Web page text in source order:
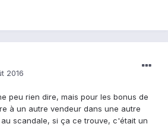
2016
peu rien dire, mais pour les bonus de
à un autre vendeur dans une autre
scandale, si ça ce trouve, c'était un